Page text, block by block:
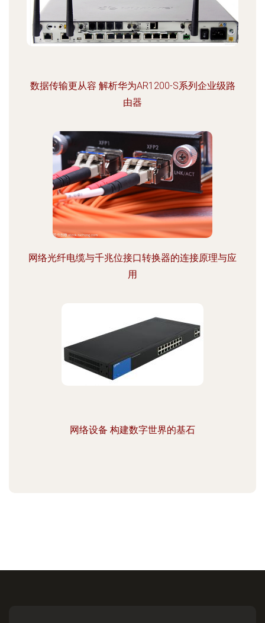
数据传输更从容 解析华为AR1200-S系列企业级路
由器
网络光纤电缆与千兆位接口转换器的连接原理与应
用
网络设备 构建数字世界的基石